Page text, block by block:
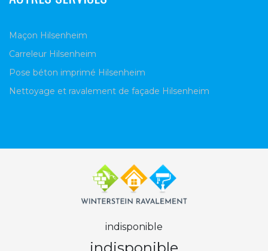
Maçon Hilsenheim
Carreleur Hilsenheim
Pose béton imprimé Hilsenheim
Nettoyage et ravalement de façade Hilsenheim
indisponible